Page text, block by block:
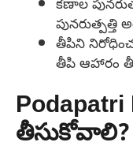
తీపిని
తీపి ఆహారం
తీసుకోవాలి?